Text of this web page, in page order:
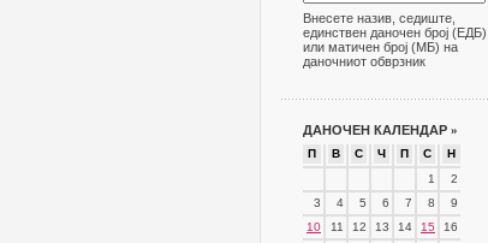
Внесете назив, седиште,
единствен даночен број (ЕДБ)
или матичен број (МБ) на
даночниот обврзник
ДАНОЧЕН КАЛЕНДАР »
П В С Ч П С
Н
1
2
3
4 5 6 7 8
9
10
11 12 13 14 15
16